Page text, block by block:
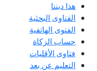
هذا ديننا
الفتاوى البحثية
الفتوى الهاتفية
حساب الزكاة
فتاوى الأقليات
التعليم عن بعد